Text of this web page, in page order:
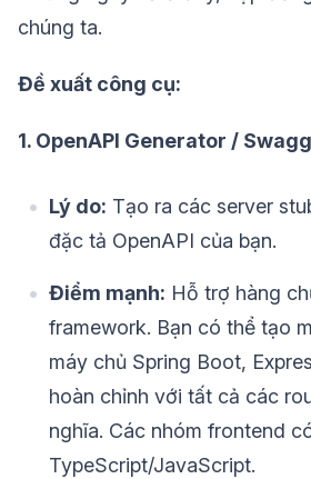
chúng ta.
Đề xuất công cụ:
1. OpenAPI Generator /
Lý do: Tạo ra các server
đặc tả OpenAPI của bạn.
Điểm mạnh: Hỗ trợ hàng
framework. Bạn có thể tạo
máy chủ Spring Boot,
hoàn chỉnh với tất cả các
nghĩa. Các nhóm frontend
TypeScript/JavaScript.